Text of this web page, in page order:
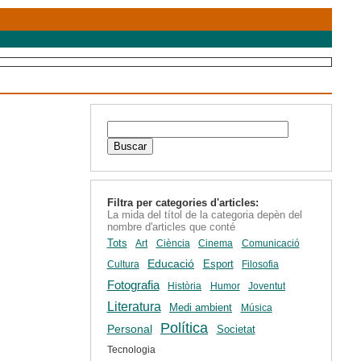
Filtra per categories d'articles:
La mida del títol de la categoria depèn del
nombre d'articles que conté
Tots
Art Ciència Cinema
Comunicació
Cultura
Educació Esport Filosofia
Fotografia Història Humor Joventut
Literatura Medi ambient Música
Personal Política Societat
Tecnologia